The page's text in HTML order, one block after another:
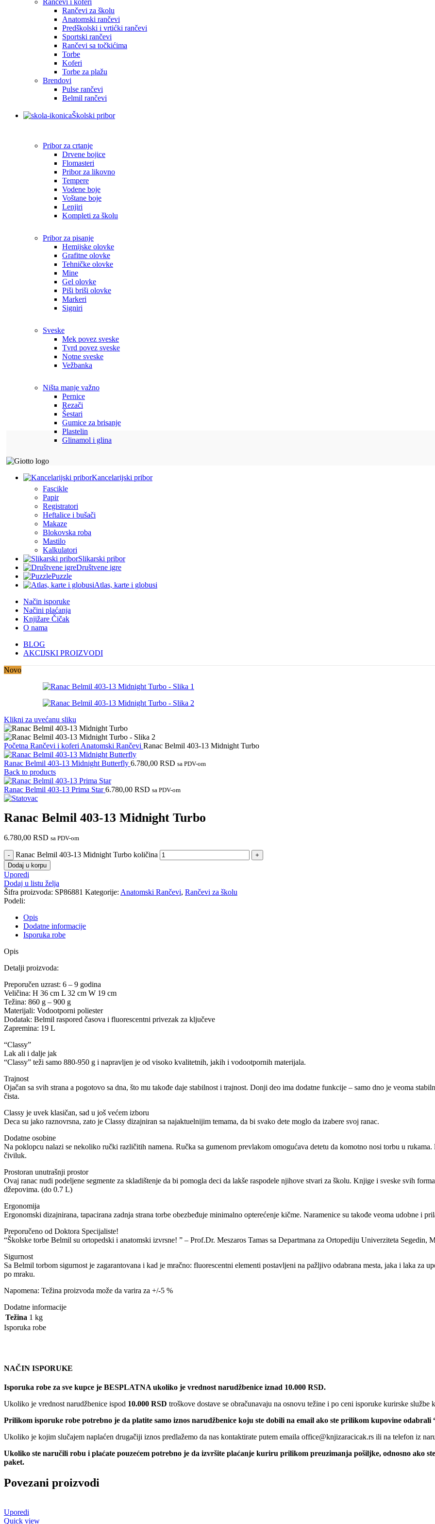
Rančevi i koferi
Rančevi za školu
Anatomski rančevi
Predškolski i vrtićki rančevi
Sportski rančevi
Rančevi sa točkićima
Torbe
Koferi
Torbe za plažu
Brendovi
Pulse rančevi
Belmil rančevi
Školski pribor
Pribor za crtanje
Drvene bojice
Flomasteri
Pribor za likovno
Tempere
Vodene boje
Voštane boje
Lenjiri
Kompleti za školu
Pribor za pisanje
Hemijske olovke
Grafitne olovke
Tehničke olovke
Mine
Gel olovke
Piši briši olovke
Markeri
Signiri
Sveske
Mek povez sveske
Tvrd povez sveske
Notne sveske
Vežbanka
Ništa manje važno
Pernice
Rezači
Šestari
Gumice za brisanje
Plastelin
Glinamol i glina
Kancelarijski pribor
Fascikle
Papir
Registratori
Heftalice i bušači
Makaze
Blokovska roba
Mastilo
Kalkulatori
Slikarski pribor
Društvene igre
Puzzle
Atlas, karte i globusi
Način isporuke
Načini plaćanja
Knjižare Čičak
O nama
BLOG
AKCIJSKI PROIZVODI
Novo
Klikni za uvećanu sliku
Početna Rančevi i koferi Anatomski Rančevi Ranac Belmil 403-13 Midnight Turbo
Ranac Belmil 403-13 Midnight Butterfly 6.780,00 RSD sa PDV-om
Back to products
Ranac Belmil 403-13 Prima Star6.780,00 RSD sa PDV-om
Ranac Belmil 403-13 Midnight Turbo
6.780,00 RSD sa PDV-om
Ranac Belmil 403-13 Midnight Turbo količina
Dodaj u korpu
Uporedi
Dodaj u listu želja
Šifra proizvoda: SP86881 Kategorije: Anatomski Rančevi, Rančevi za školu
Podeli:
Opis
Dodatne informacije
Isporuka robe
Opis
Detalji proizvoda:
Preporučen uzrast: 6 – 9 godina
Veličina: H 36 cm L 32 cm W 19 cm
Težina: 860 g – 900 g
Materijali: Vodootporni poliester
Dodatak: Belmil raspored časova i fluorescentni privezak za ključeve
Zapremina: 19 L
“Classy”
Lak ali i dalje jak
“Classy” teži samo 880-950 g i napravljen je od visoko kvalitetnih, jakih i vodootpornih materijala.
Trajnost
Ojačan sa svih strana a pogotovo sa dna, što mu takođe daje stabilnost i trajnost. Donji deo ima dodatne funkcije – samo dno je veoma
čista.
Classy je uvek klasičan, sad u još većem izboru
Deca su jako raznovrsna, zato je Classy dizajniran sa najaktuelnijim temama, da bi svako dete moglo da izabere svoj ranac.
Dodatne osobine
Na poklopcu nalazi se nekoliko ručki različitih namena. Ručka sa gumenom prevlakom omogućava detetu da komotno nosi torbu u
čiviluk.
Prostoran unutrašnji prostor
Ovaj ranac nudi podeljene segmente za skladištenje da bi pomogla deci da lakše raspodele njihove stvari za školu. Knjige i sveske svih
džepovima. (do 0.7 L)
Ergonomija
Ergonomski dizajnirana, tapacirana zadnja strana torbe obezbeđuje minimalno opterećenje kičme. Naramenice su takođe veoma udobne i
Preporučeno od Doktora Specijaliste!
“Školske torbe Belmil su ortopedski i anatomski izvrsne! ” – Prof.Dr. Meszaros Tamas sa Departmana za Ortopediju Univerziteta Segedin,
Sigurnost
Sa Belmil torbom sigurnost je zagarantovana i kad je mračno: fluorescentni elementi postavljeni na pažljivo odabrana mesta, jaka i laka za
po mraku.
Napomena: Težina proizvoda može da varira za +/-5 %
Dodatne informacije
Težina 1 kg
Isporuka robe
NAČIN ISPORUKE
Isporuka robe za sve kupce je BESPLATNA ukoliko je vrednost narudžbenice iznad 10.000 RSD.
Ukoliko je vrednost narudžbenice ispod 10.000 RSD troškove dostave se obračunavaju na osnovu težine i po ceni isporuke kurirske službe
Prilikom isporuke robe potrebno je da platite samo iznos narudžbenice koju ste dobili na email ako ste prilikom kupovine odabrali
Ukoliko je kojim slučajem naplaćen drugačiji iznos predlažemo da nas kontaktirate putem emaila office@knjizaracicak.rs ili na telefon iz
Ukoliko ste naručili robu i plaćate pouzećem potrebno je da izvršite plaćanje kuriru prilikom preuzimanja pošiljke, odnosno ako
paket.
Povezani proizvodi
Uporedi
Quick view